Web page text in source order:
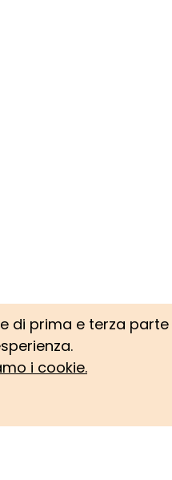
di prima e terza parte
i cookie.